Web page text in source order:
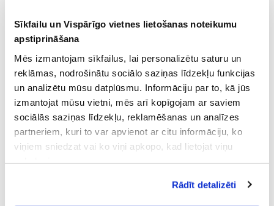
Sīkfailu un Vispārīgo vietnes lietošanas noteikumu
apstiprināšana
Mēs izmantojam sīkfailus, lai personalizētu saturu un
reklāmas, nodrošinātu sociālo saziņas līdzekļu funkcijas
un analizētu mūsu datplūsmu. Informāciju par to, kā jūs
izmantojat mūsu vietni, mēs arī kopīgojam ar saviem
sociālās saziņas līdzekļu, reklamēšanas un analīzes
partneriem, kuri to var apvienot ar citu informāciju, ko
viņiem sniedzat vai ko viņi apkopo, kad lietojat viņu
Vispārīgiem vietnes lietošanas
Rādīt detalizēti